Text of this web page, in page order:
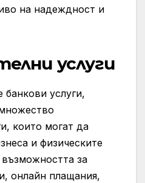
на надеждност и
услуги
банкови услуги,
които могат да
и физическите
за
онлайн плащания,